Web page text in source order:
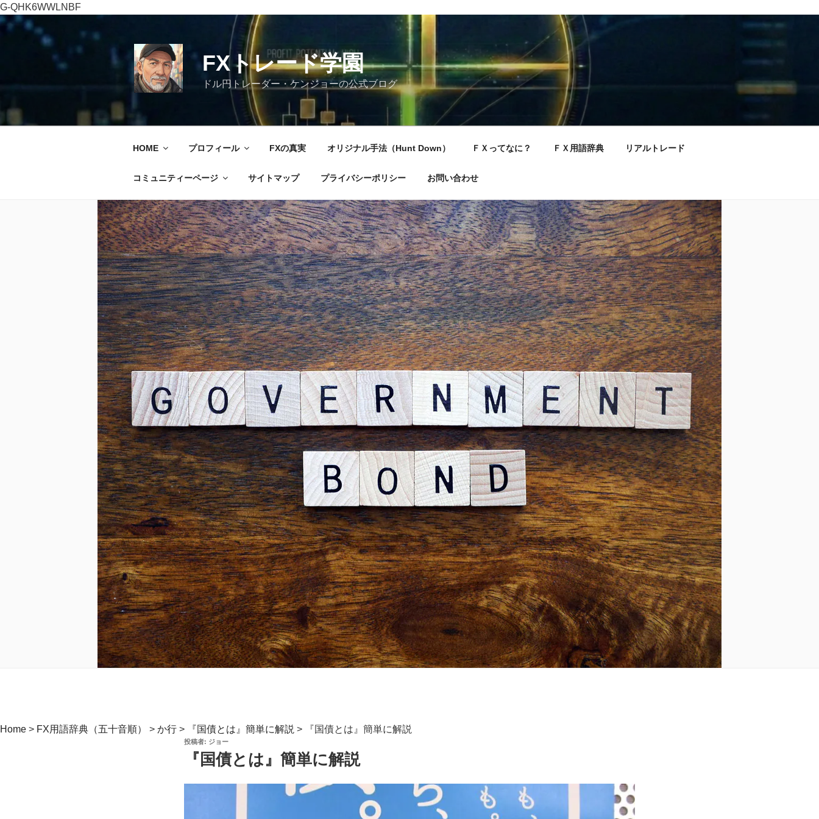
G-QHK6WWLNBF
コ
ス
キ
FXトレード学園
ドル円トレーダー・ケンジョーの公式ブログ
HOME プロフィール FXの真実 オリジナル手法（Hunt Down） ＦＸってなに？ ＦＸ用語辞典 リアルトレード
コミュニティーページ サイトマップ プライバシーポリシー お問い合わせ
Home > FX用語辞典（五十音順） > か行 > 『国債とは』簡単に解説 > 『国債とは』簡単に解説
投
投稿者: ジョー
『国債とは』簡単に解説